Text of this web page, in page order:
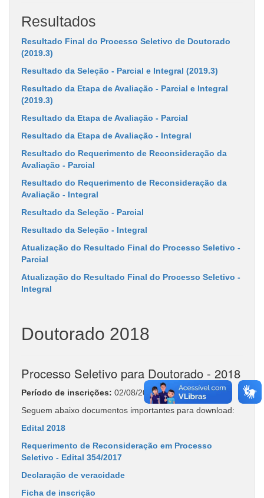
Resultados
Resultado Final do Processo Seletivo de Doutorado
(2019.3)
Resultado da Seleção - Parcial e Integral (2019.3)
Resultado da Etapa de Avaliação - Parcial e Integral
(2019.3)
Resultado da Etapa de Avaliação - Parcial
Resultado da Etapa de Avaliação - Integral
Resultado do Requerimento de Reconsideração da
Avaliação - Parcial
Resultado do Requerimento de Reconsideração da
Avaliação - Integral
Resultado da Seleção - Parcial
Resultado da Seleção - Integral
Atualização do Resultado Final do Processo Seletivo -
Parcial
Atualização do Resultado Final do Processo Seletivo -
Integral
Doutorado 2018
Processo Seletivo para Doutorado - 2018
Período de inscrições: 02/08/2017 a 10/11/2017
Seguem abaixo documentos importantes para download:
Edital 2018
Requerimento de Reconsideração em Processo
Seletivo - Edital 354/2017
Declaração de veracidade
Ficha de inscrição